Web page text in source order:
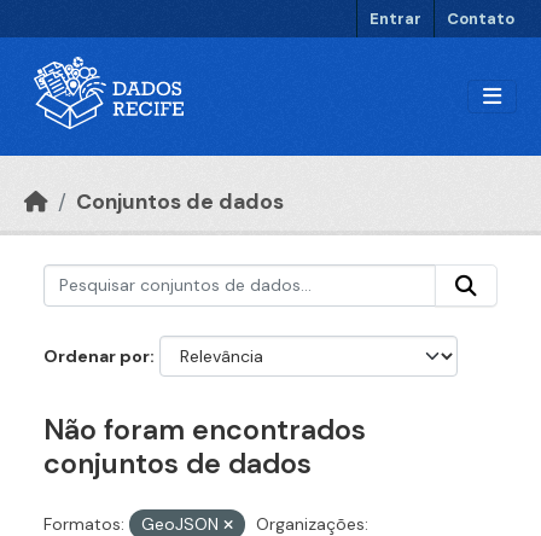
Entrar Contato
Conjuntos de dados
Ordenar por
Não foram encontrados
conjuntos de dados
Formatos: GeoJSON
Organizações: